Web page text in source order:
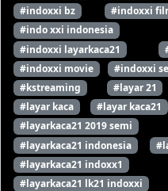
#indoxxi bz
#indoxxi
#indo xxi indonesia
#indoxxi layarkaca21
#indoxxi movie
#indoxxi
#kstreaming
#layar 21
#layar kaca
#layar kaca21
#layarkaca21 2019 semi
#layarkaca21 indonesia
#layarkaca21 indoxx1
#layarkaca21 lk21 indoxxi